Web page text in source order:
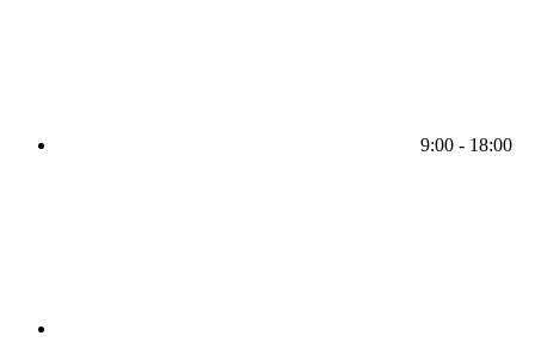
9:00 - 18:00